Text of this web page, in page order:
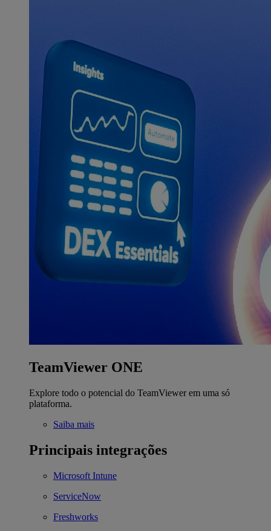
TeamViewer ONE
Explore todo o potencial do TeamViewer em uma só
plataforma.
Saiba mais
Principais integrações
Microsoft Intune
ServiceNow
Freshworks